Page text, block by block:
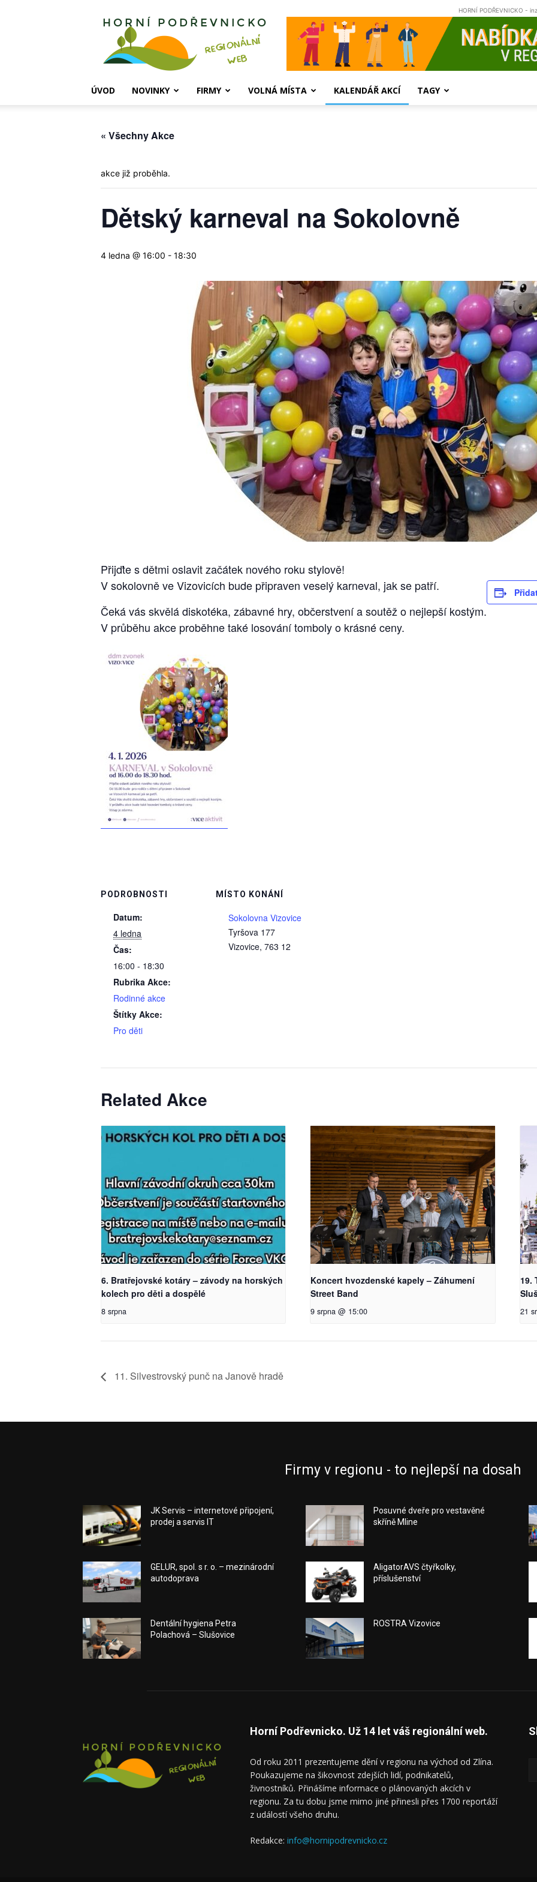
Horní
HORNÍ PODŘEVNICKO -
ÚVOD NOVINKY FIRMY VOLNÁ MÍSTA KALENDÁŘ AKCÍ TAGY
« Všechny Akce
akce již proběhla.
Dětský karneval na Sokolovně
4 ledna @ 16:00 - 18:30
Přijďte s dětmi oslavit začátek nového roku stylově!
V sokolovně ve Vizovicích bude připraven veselý karneval, jak se patří.
Čeká vás skvělá diskotéka, zábavné hry, občerstvení a soutěž o nejlepší kostým.
V průběhu akce proběhne také losování tomboly o krásné ceny.
PODROBNOSTI
Datum:
4 ledna
Čas:
16:00 - 18:30
Rubrika Akce:
Rodinné akce
Štítky Akce:
Pro děti
MÍSTO KONÁNÍ
Sokolovna Vizovice
Tyršova 177
Vizovice, 763 12
Related Akce
6. Bratřejovské kotáry – závody na horských
kolech pro děti a dospělé
8 srpna
Koncert hvozdenské kapely – Záhumení
Street Band
9 srpna @ 15:00
19.
21
11. Silvestrovský punč na Janově hradě
Firmy v regionu - to nejlepší na dosah
JK Servis – internetové připojení,
prodej a servis IT
GELUR, spol. s r. o. – mezinárodní
autodoprava
Dentální hygiena Petra
Polachová – Slušovice
Posuvné dveře pro vestavěné
skříně Mline
AligatorAVS čtyřkolky,
příslušenství
ROSTRA Vizovice
Horní Podřevnicko. Už 14 let váš regionální web.
Od roku 2011 prezentujeme dění v regionu na východ od Zlína.
Poukazujeme na šikovnost zdejších lidí, podnikatelů,
živnostníků. Přinášíme informace o plánovaných akcích v
regionu. Za tu dobu jsme mimo jiné přinesli přes 1700 reportáží
z událostí všeho druhu.
Redakce: info@hornipodrevnicko.cz